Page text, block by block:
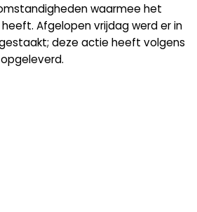
waarmee het
Afgelopen vrijdag werd er in
deze actie heeft volgens